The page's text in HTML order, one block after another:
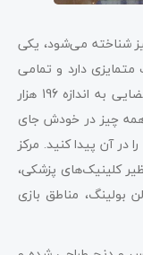
شناخته می‌شود، یکی
دارد و تمامی
نیازهای افراد را برآورده می‌کند. مسلما وجود فضایی به اندازه 196 هزار
مختلف، همه چیز در خودش جای
در آن پیدا کنید. مرکز
کلینیک‌های پزشکی،
بولینگ، مناطق بازی